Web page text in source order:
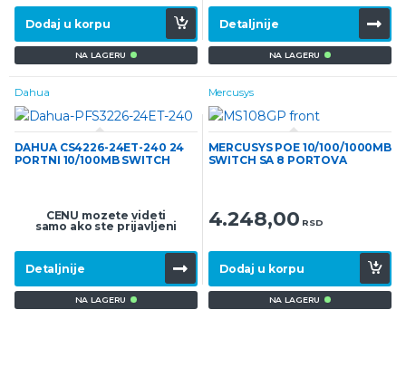
Dodaj u korpu
NA LAGERU
Detaljnije
NA LAGERU
Dahua
DAHUA CS4226-24ET-240 24
PORTNI 10/100MB SWITCH
CENU mozete videti
samo ako ste prijavljeni
Detaljnije
NA LAGERU
Mercusys
MERCUSYS POE 10/100/1000MB
SWITCH SA 8 PORTOVA
4.248,00 RSD
Dodaj u korpu
NA LAGERU